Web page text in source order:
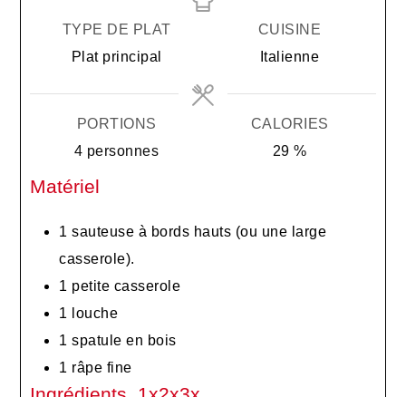
TYPE DE PLAT
Plat principal
CUISINE
Italienne
PORTIONS
4 personnes
CALORIES
29 %
Matériel
1 sauteuse à bords hauts (ou une large
casserole).
1 petite casserole
1 louche
1 spatule en bois
1 râpe fine